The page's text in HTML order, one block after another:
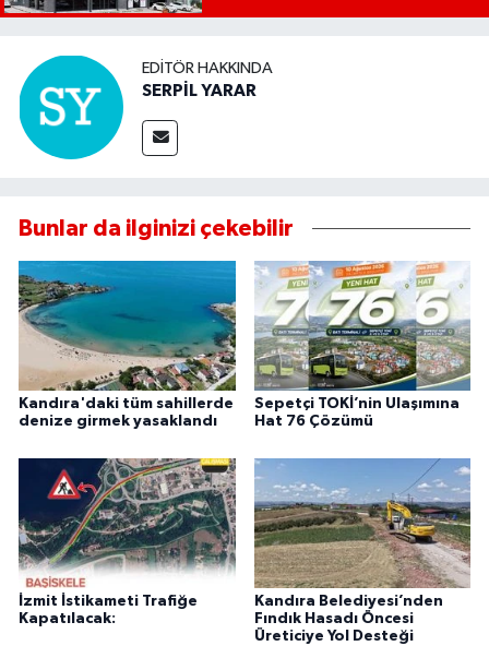
EDITÖR HAKKINDA
SERPİL YARAR
Bunlar da ilginizi çekebilir
Kandıra'daki tüm sahillerde
denize girmek yasaklandı
Sepetçi TOKİ’nin Ulaşımına
Hat 76 Çözümü
İzmit İstikameti Trafiğe
Kapatılacak:
Kandıra Belediyesi’nden
Fındık Hasadı Öncesi
Üreticiye Yol Desteği